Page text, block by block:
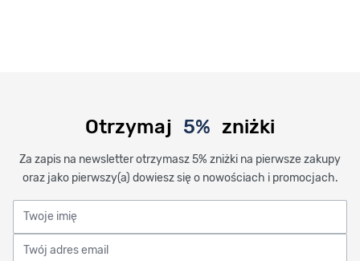
Otrzymaj 5% zniżki
Za zapis na newsletter otrzymasz 5% zniżki na pierwsze zakupy
oraz jako pierwszy(a) dowiesz się o nowościach i promocjach.
Twoje imię
Twój adres email